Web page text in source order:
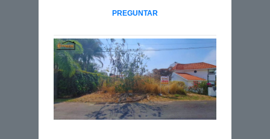
PREGUNTAR